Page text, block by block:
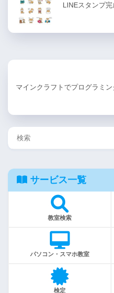
LINEスタンプ完
マインクラフトでプログラミン
サービス一覧
教室検索
パソコン・スマホ教室
検定